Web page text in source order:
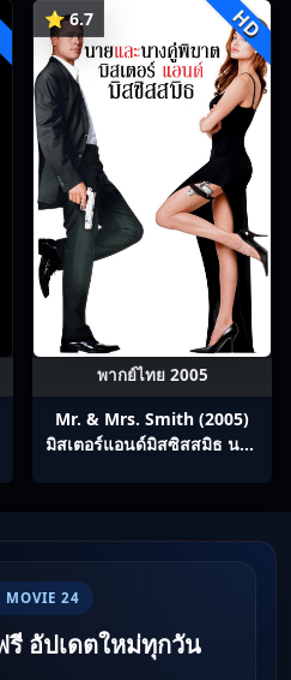
⭐ 6.7 HD
พากย์ไทย 2005
Mr. & Mrs. Smith (2005)
มิสเตอร์แอนด์มิสซิสสมิธ นาย
MOVIE 24
อัปเดตใหม่ทุกวัน